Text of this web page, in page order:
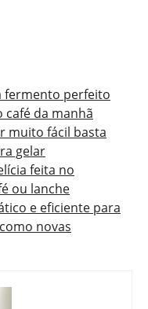
fermento perfeito
da manhã
muito fácil basta
gelar
feita no
ou lanche
e eficiente para
novas